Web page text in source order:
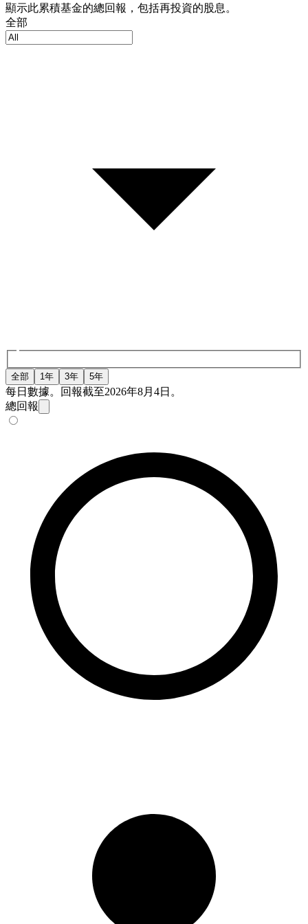
顯示此累積基金的總回報，包括再投資的股息。
全部
全部 1年 3年 5年
每日數據。回報截至2026年8月4日。
總回報